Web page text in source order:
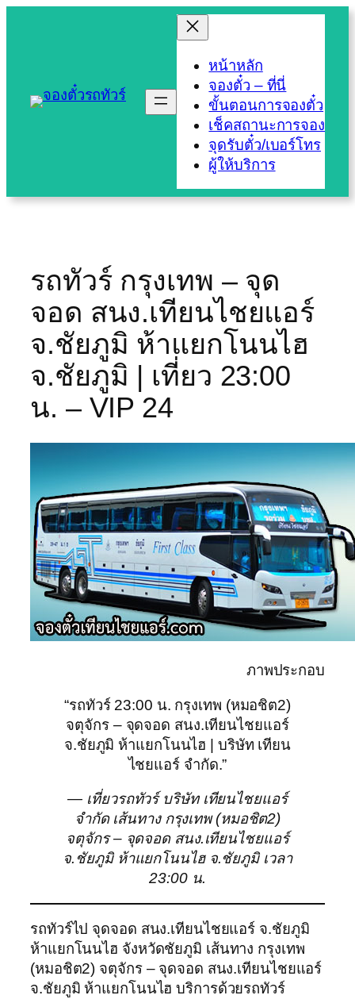
หน้าหลัก
จองตั๋ว – ที่นี่
ขั้นตอนการจองตั๋ว
เช็คสถานะการจอง
จุดรับตั๋ว/เบอร์โทร
ผู้ให้บริการ
รถทัวร์ กรุงเทพ – จุด
จอด สนง.เทียนไชยแอร์
จ.ชัยภูมิ ห้าแยกโนนไฮ
จ.ชัยภูมิ | เที่ยว 23:00
น. – VIP 24
ภาพประกอบ
“รถทัวร์ 23:00 น. กรุงเทพ (หมอชิต2)
จตุจักร – จุดจอด สนง.เทียนไชยแอร์
จ.ชัยภูมิ ห้าแยกโนนไฮ | บริษัท เทียน
ไชยแอร์ จำกัด.”
— เที่ยวรถทัวร์ บริษัท เทียนไชยแอร์
จำกัด เส้นทาง กรุงเทพ (หมอชิต2)
จตุจักร – จุดจอด สนง.เทียนไชยแอร์
จ.ชัยภูมิ ห้าแยกโนนไฮ จ.ชัยภูมิ เวลา
23:00 น.
รถทัวร์ไป จุดจอด สนง.เทียนไชยแอร์ จ.ชัยภูมิ
ห้าแยกโนนไฮ จังหวัดชัยภูมิ เส้นทาง กรุงเทพ
(หมอชิต2) จตุจักร – จุดจอด สนง.เทียนไชยแอร์
จ.ชัยภูมิ ห้าแยกโนนไฮ บริการด้วยรถทัวร์